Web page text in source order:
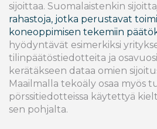
sijoittaa. Suomalaistenkin
rahastoja, jotka perustavat
koneoppimisen tekemiin
hyödyntävät esimerkiksi
tilinpäätöstiedotteita ja
kerätäkseen dataa omien
Maailmalla tekoäly osaa myös
pörssitiedotteissa käytettyä
sen pohjalta.